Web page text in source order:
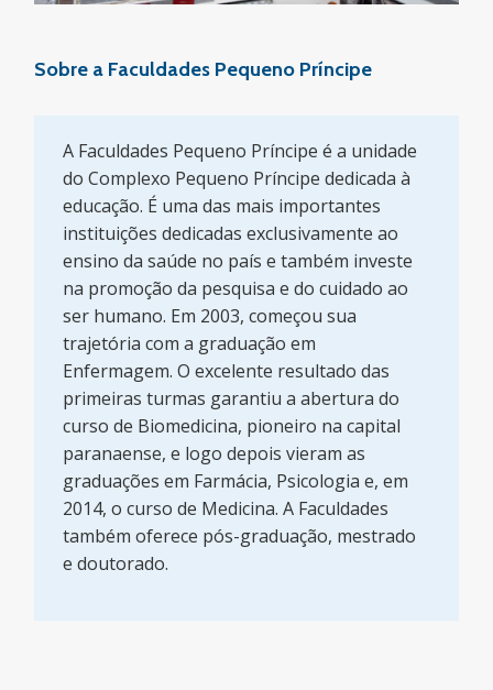
Sobre a Faculdades Pequeno Príncipe
A Faculdades Pequeno Príncipe é a unidade
do Complexo Pequeno Príncipe dedicada à
educação. É uma das mais importantes
instituições dedicadas exclusivamente ao
ensino da saúde no país e também investe
na promoção da pesquisa e do cuidado ao
ser humano. Em 2003, começou sua
trajetória com a graduação em
Enfermagem. O excelente resultado das
primeiras turmas garantiu a abertura do
curso de Biomedicina, pioneiro na capital
paranaense, e logo depois vieram as
graduações em Farmácia, Psicologia e, em
2014, o curso de Medicina. A Faculdades
também oferece pós-graduação, mestrado
e doutorado.